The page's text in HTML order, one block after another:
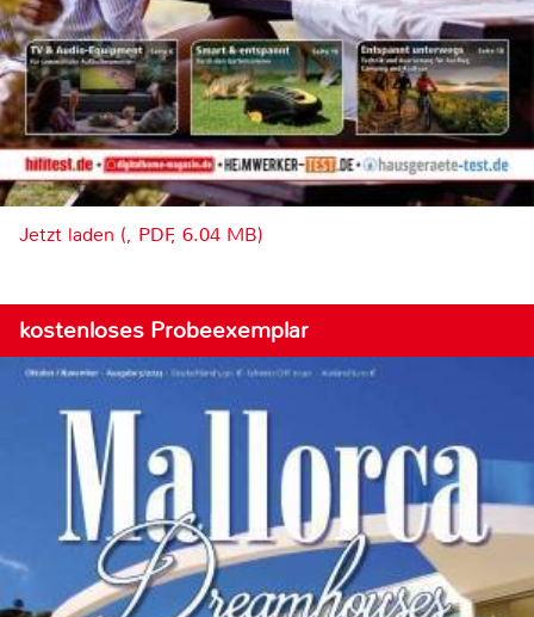
Jetzt laden (, PDF, 6.04 MB)
kostenloses Probeexemplar